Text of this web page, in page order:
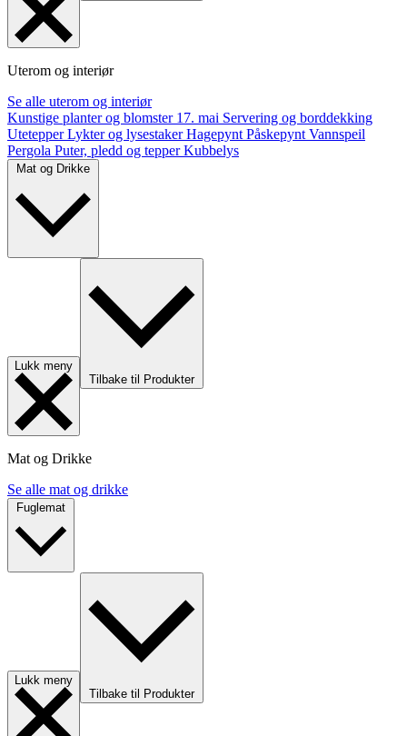
Uterom og interiør
Se alle uterom og interiør
Kunstige planter og blomster 17. mai Servering og borddekking
UtetepperLykter og lysestakerHagepynt Påskepynt Vannspeil
Pergola Puter, pledd og tepperKubbelys
Lukk meny
Tilbake til Produkter
Mat og Drikke
Se alle mat og drikke
Lukk meny
Tilbake til Produkter